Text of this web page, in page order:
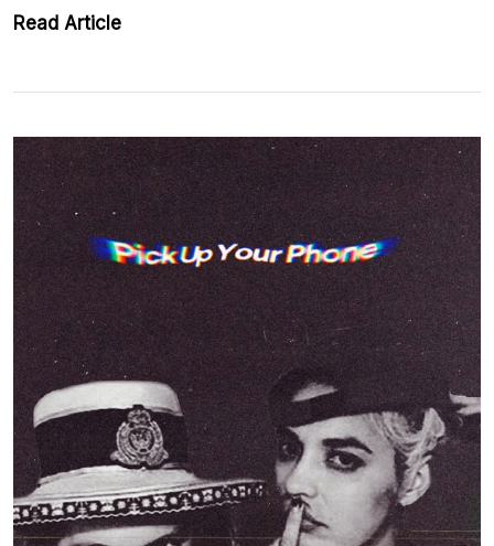
Read Article